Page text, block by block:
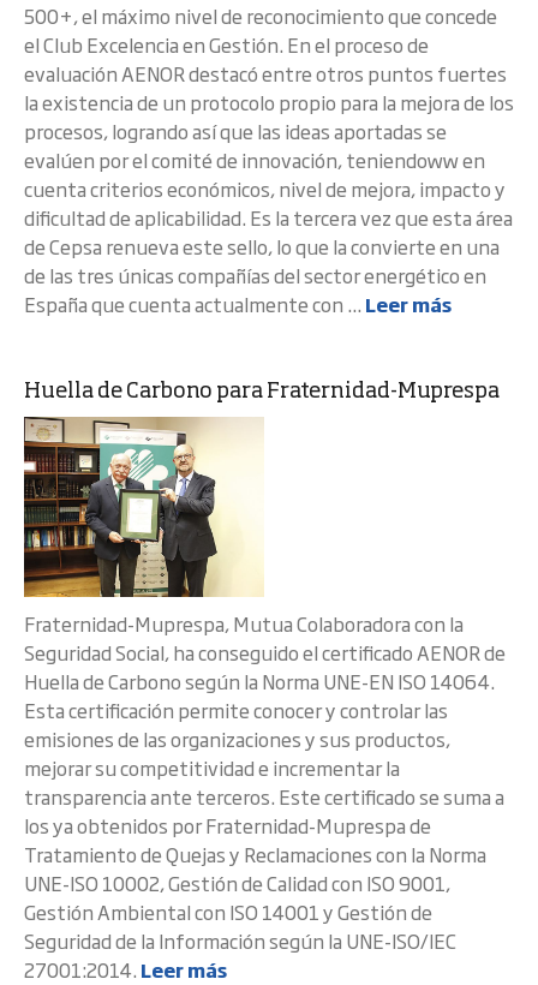
500+, el máximo nivel de reconocimiento que concede
el Club Excelencia en Gestión. En el proceso de
evaluación AENOR destacó entre otros puntos fuertes
la existencia de un protocolo propio para la mejora de los
procesos, logrando así que las ideas aportadas se
evalúen por el comité de innovación, teniendoww en
cuenta criterios económicos, nivel de mejora, impacto y
dificultad de aplicabilidad. Es la tercera vez que esta área
de Cepsa renueva este sello, lo que la convierte en una
de las tres únicas compañías del sector energético en
España que cuenta actualmente con ... Leer más
Huella de Carbono para Fraternidad-Muprespa
Fraternidad-Muprespa, Mutua Colaboradora con la
Seguridad Social, ha conseguido el certificado AENOR de
Huella de Carbono según la Norma UNE-EN ISO 14064.
Esta certificación permite conocer y controlar las
emisiones de las organizaciones y sus productos,
mejorar su competitividad e incrementar la
transparencia ante terceros. Este certificado se suma a
los ya obtenidos por Fraternidad-Muprespa de
Tratamiento de Quejas y Reclamaciones con la Norma
UNE-ISO 10002, Gestión de Calidad con ISO 9001,
Gestión Ambiental con ISO 14001 y Gestión de
Seguridad de la Información según la UNE-ISO/IEC
27001:2014. Leer más